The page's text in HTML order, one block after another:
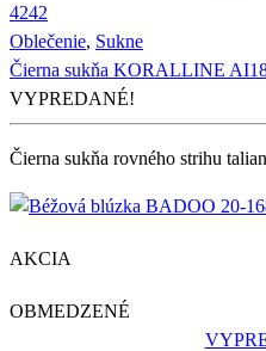
4242
Oblečenie, Sukne
Čierna sukňa KORALLINE
VYPREDANÉ!
Čierna sukňa rovného strihu
AKCIA
OBMEDZENÉ